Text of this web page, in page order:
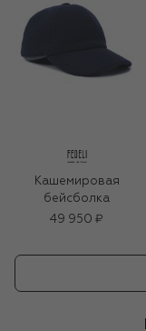
Кашемировая
бейсболка
49 950 ₽